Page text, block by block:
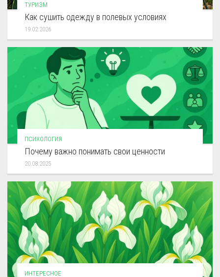
ТУРИЗМ
Как сушить одежду в полевых условиях
19.02.2026
ПСИХОЛОГИЯ
Почему важно понимать свои ценности
20.08.2025
ИНТЕРЕСНОЕ